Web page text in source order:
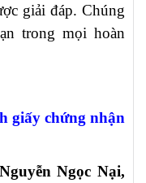
giải đáp. Chúng
trong mọi hoàn
giấy chứng nhận
Ngọc Nại,